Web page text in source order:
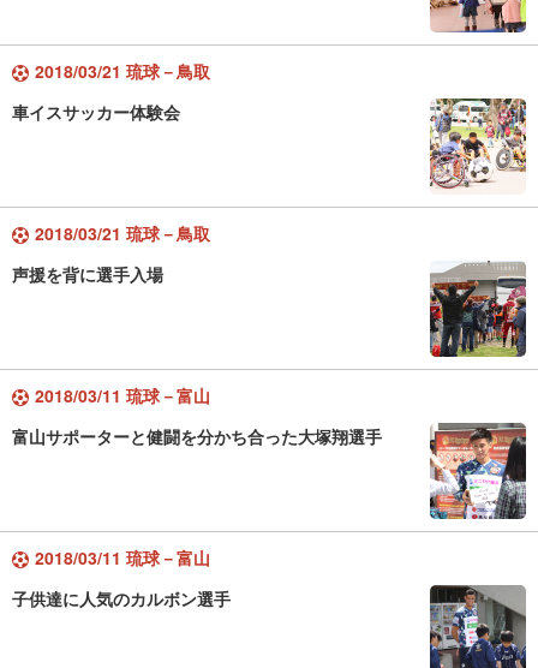
2018/03/21 琉球－鳥取
車イスサッカー体験会
2018/03/21 琉球－鳥取
声援を背に選手入場
2018/03/11 琉球－富山
富山サポーターと健闘を分かち合った大塚翔選手
2018/03/11 琉球－富山
子供達に人気のカルボン選手